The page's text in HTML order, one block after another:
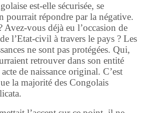
est-elle sécurisée, se
pourrait répondre par la négative.
vous déjà eu l’occasion de
l’Etat-civil à travers le pays ? Les
ne sont pas protégées. Qui,
retrouver dans son entité
de naissance original. C’est
la majorité des Congolais